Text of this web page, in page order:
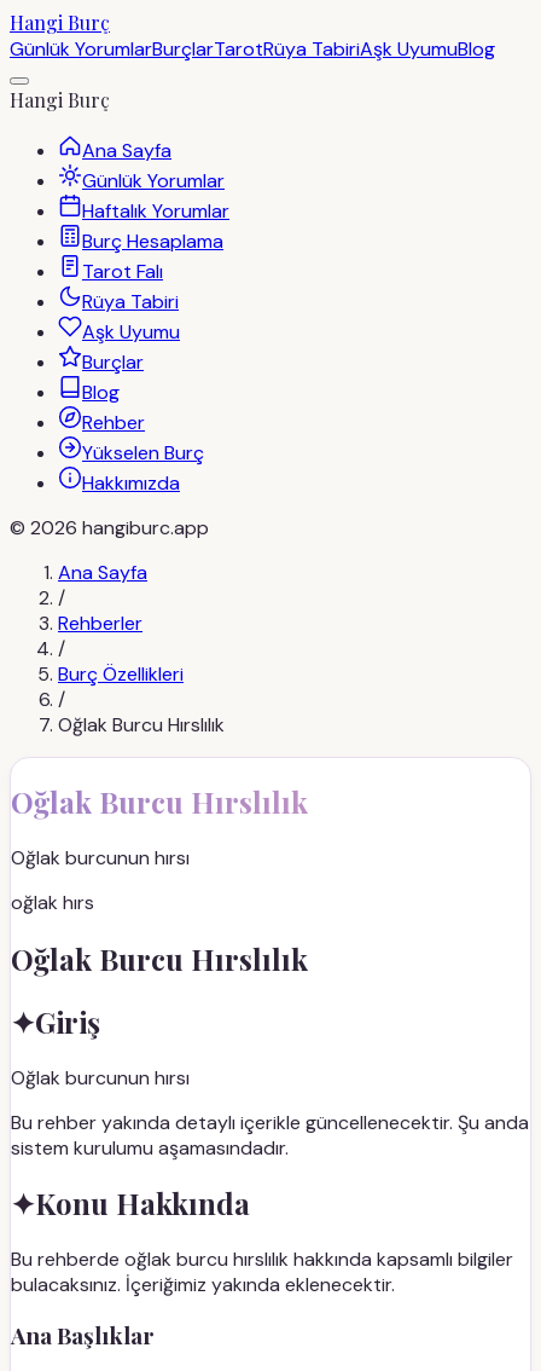
Hangi Burç
Günlük YorumlarBurçlarTarotRüya TabiriAşk UyumuBlog
Hangi Burç
Ana Sayfa
Günlük Yorumlar
Haftalık Yorumlar
Burç Hesaplama
Tarot Falı
Rüya Tabiri
Aşk Uyumu
Burçlar
Blog
Rehber
Yükselen Burç
Hakkımızda
© 2026 hangiburc.app
Ana Sayfa
/
Rehberler
/
Burç Özellikleri
/
Oğlak Burcu Hırslılık
Oğlak Burcu Hırslılık
Oğlak burcunun hırsı
oğlak hırs
Oğlak Burcu Hırslılık
✦Giriş
Oğlak burcunun hırsı
Bu rehber yakında detaylı içerikle güncellenecektir. Şu anda
sistem kurulumu aşamasındadır.
✦Konu Hakkında
Bu rehberde oğlak burcu hırslılık hakkında kapsamlı bilgiler
bulacaksınız. İçeriğimiz yakında eklenecektir.
Ana Başlıklar